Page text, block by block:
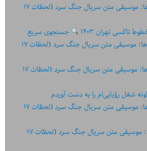
قطعه جاده‌ها: موسیقی متن سریال جنگ سرد (لحظات ۱۷
تاکسی تهران ۱۴۰۳
جستجوی سریع
قطعه جاده‌ها: موسیقی متن سریال جنگ سرد (لحظات ۱۷
قطعه جاده‌ها: موسیقی متن سریال جنگ سرد (لحظات ۱۷
شغل رؤیایی‌ام را به دست آوردم
قطعه جاده‌ها: موسیقی متن سریال جنگ سرد (لحظات ۱۷
قطعه جاده‌ها: موسیقی متن سریال جنگ سرد (لحظات ۱۷